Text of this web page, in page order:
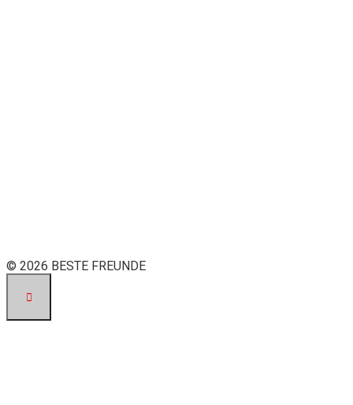
© 2026 BESTE FREUNDE